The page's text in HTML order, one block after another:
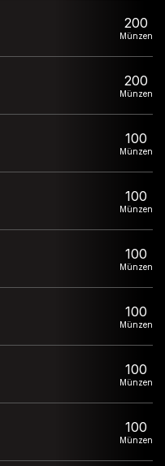
200
Münzen
200
Münzen
100
Münzen
100
Münzen
100
Münzen
100
Münzen
100
Münzen
100
Münzen